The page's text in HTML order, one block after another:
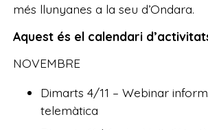
més llunyanes a la seu d’Ondara.
Aquest és el calendari
NOVEMBRE
Dimarts 4/11 – Webinar
telemàtica